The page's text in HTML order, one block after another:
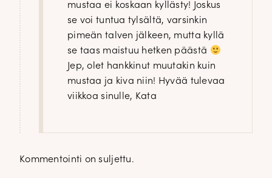
mustaa ei koskaan kyllästy! Joskus
se voi tuntua tylsältä, varsinkin
pimeän talven jälkeen, mutta kyllä
se taas maistuu hetken päästä
Jep, olet hankkinut muutakin kuin
mustaa ja kiva niin! Hyvää tulevaa
viikkoa sinulle, Kata
Kommentointi on suljettu.